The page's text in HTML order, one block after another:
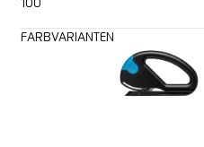
100
FARBVARIANTEN